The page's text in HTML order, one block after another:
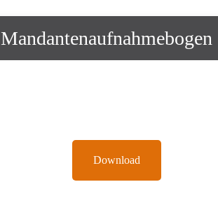
Mandantenaufnahmebogen
Download